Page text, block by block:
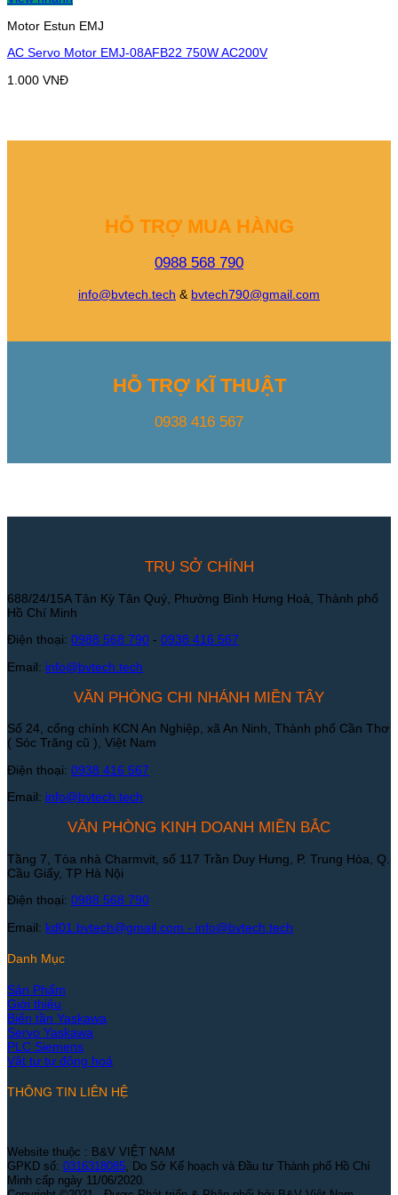
Motor Estun EMJ
AC Servo Motor EMJ-08AFB22 750W AC200V
1.000 VNĐ
HỖ TRỢ MUA HÀNG
0988 568 790
info@bvtech.tech & bvtech790@gmail.com
HỖ TRỢ KĨ THUẬT
0938 416 567
TRỤ SỞ CHÍNH
688/24/15A Tân Kỳ Tân Quý, Phường Bình Hưng Hoà, Thành phố
Hồ Chí Minh
Điện thoại: 0988 568 790 - 0938 416 567
Email: info@bvtech.tech
VĂN PHÒNG CHI NHÁNH MIỀN TÂY
Số 24, cổng chính KCN An Nghiệp, xã An Ninh, Thành phố Cần Thơ
( Sóc Trăng cũ ), Việt Nam
Điện thoại: 0938 416 567
Email: info@bvtech.tech
VĂN PHÒNG KINH DOANH MIỀN BẮC
Tầng 7, Tòa nhà Charmvit, số 117 Trần Duy Hưng, P. Trung Hòa, Q.
Cầu Giấy, TP Hà Nội
Điện thoại: 0988 568 790
Email: kd01.bvtech@gmail.com - info@bvtech.tech
Danh Mục
Sản Phẩm
Giới thiệu
Biến tần Yaskawa
Servo Yaskawa
PLC Siemens
Vật tư tự động hoá
THÔNG TIN LIÊN HỆ
Website thuộc : B&V VIỆT NAM
GPKD số: 0316318085, Do Sở Kế hoạch và Đầu tư Thành phố Hồ Chí
Minh cấp ngày 11/06/2020.